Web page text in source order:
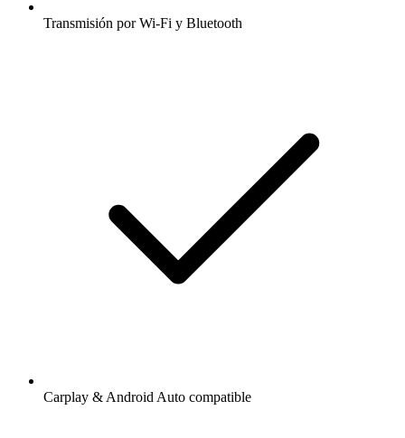
Transmisión por Wi-Fi y Bluetooth
Carplay & Android Auto compatible